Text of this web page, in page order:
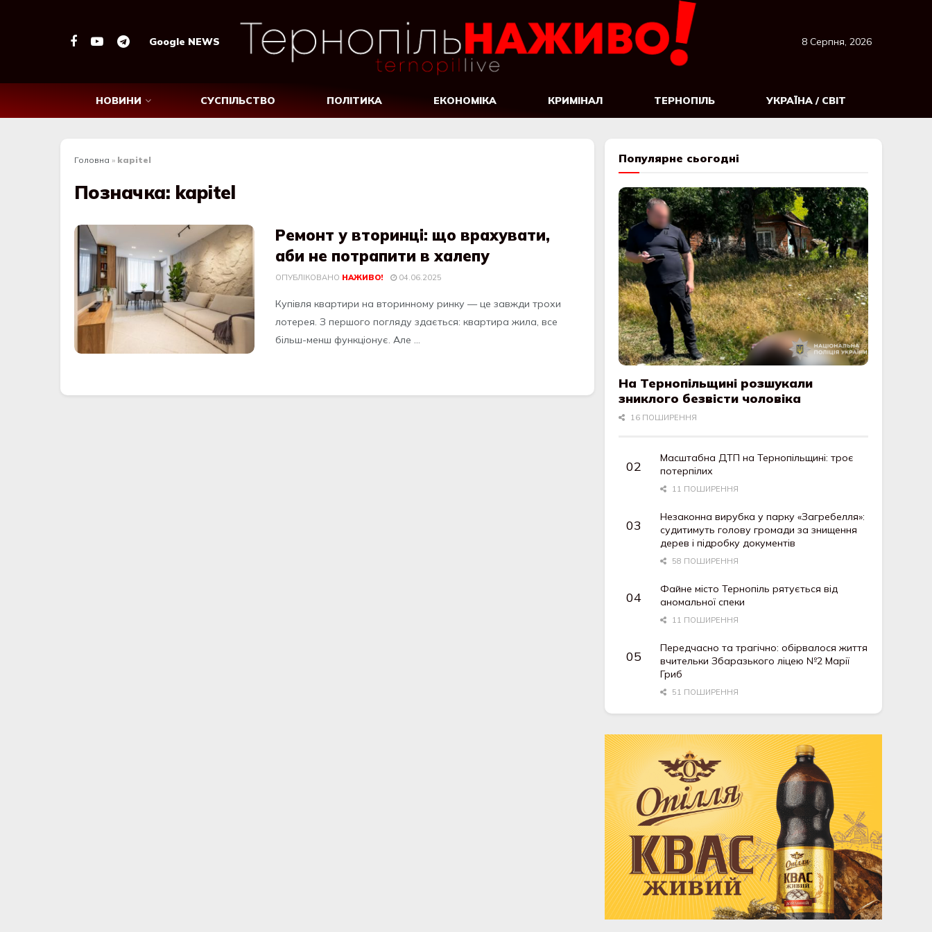
Google NEWS 8 Серпня, 2026
НОВИНИ СУСПІЛЬСТВО ПОЛІТИКА ЕКОНОМІКА КРИМІНАЛ ТЕРНОПІЛЬ УКРАЇНА / СВІТ
Головна » kapitel
Позначка: kapitel
Ремонт у вторинці: що врахувати,
аби не потрапити в халепу
ОПУБЛІКОВАНО НАЖИВО! 04.06.2025
Купівля квартири на вторинному ринку — це завжди трохи
лотерея. З першого погляду здається: квартира жила, все
більш-менш функціонує. Але ...
Популярне сьогодні
На Тернопільщині розшукали
зниклого безвісти чоловіка
16 ПОШИРЕННЯ
Масштабна ДТП на Тернопільщині: троє
потерпілих
11 ПОШИРЕННЯ
Незаконна вирубка у парку «Загребелля»:
судитимуть голову громади за знищення
дерев і підробку документів
58 ПОШИРЕННЯ
Файне місто Тернопіль рятується від
аномальної спеки
11 ПОШИРЕННЯ
Передчасно та трагічно: обірвалося життя
вчительки Збаразького ліцею №2 Марії
Гриб
51 ПОШИРЕННЯ